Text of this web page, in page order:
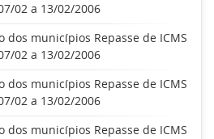
02 a 13/02/2006
dos municípios Repasse de ICMS
02 a 13/02/2006
dos municípios Repasse de ICMS
02 a 13/02/2006
dos municípios Repasse de ICMS